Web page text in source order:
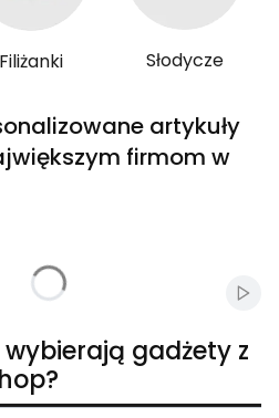
Filiżanki Słodycze
artykuły
firmom w
gadżety z